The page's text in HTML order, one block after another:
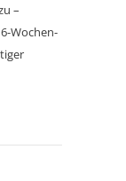
–
Wochen-